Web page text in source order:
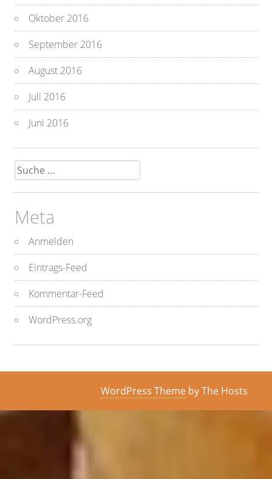
Oktober 2016
September 2016
August 2016
Juli 2016
Juni 2016
Suche
nach:
Meta
Anmelden
Eintrags-Feed
Kommentar-Feed
WordPress.org
WordPress Theme by The Hosts